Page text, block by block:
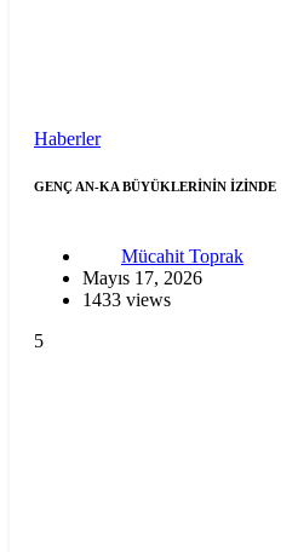
Haberler
GENÇ AN-KA BÜYÜKLERİNİN İZİNDE
Mücahit Toprak
Mayıs 17, 2026
1433 views
5